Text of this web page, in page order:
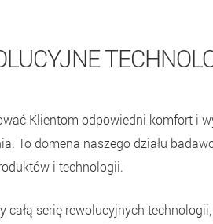
Klientom odpowiedni komfort i
To domena naszego działu
i technologii.
całą serię rewolucyjnych